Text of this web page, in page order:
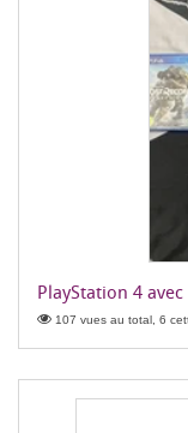
PlayStation 4
107 vues au total, 6